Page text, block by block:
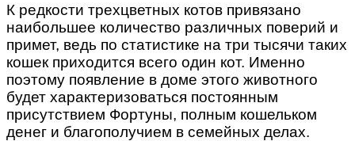
К редкости трехцветных котов привязано
наибольшее количество различных поверий и
примет, ведь по статистике на три тысячи таких
кошек приходится всего один кот. Именно
поэтому появление в доме этого животного
будет характеризоваться постоянным
присутствием Фортуны, полным кошельком
денег и благополучием в семейных делах.